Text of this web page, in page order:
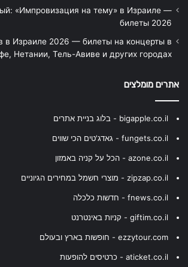
«Импровизация на тему» в Израиле —
билеты 2026
в Израиле 2026 — билеты на концерты в
Нетании, Тель-Авиве и других городах
אתרים מומלצים
bigapple.co.il - בלוג בניית אתרים
fungets.co.il - גאדג'טים הכי שווים
azone.co.il - הכל על קניה באמזון
zipzap.co.il - מוצרי חשמל במחירים הגיוניים
fnews.co.il - חדשות כלכלה
giftim.co.il - קניות באינטרנט
ezzytour.com - חופשות בארץ ובעולם
aticket.co.il - כרטיסים להופעות